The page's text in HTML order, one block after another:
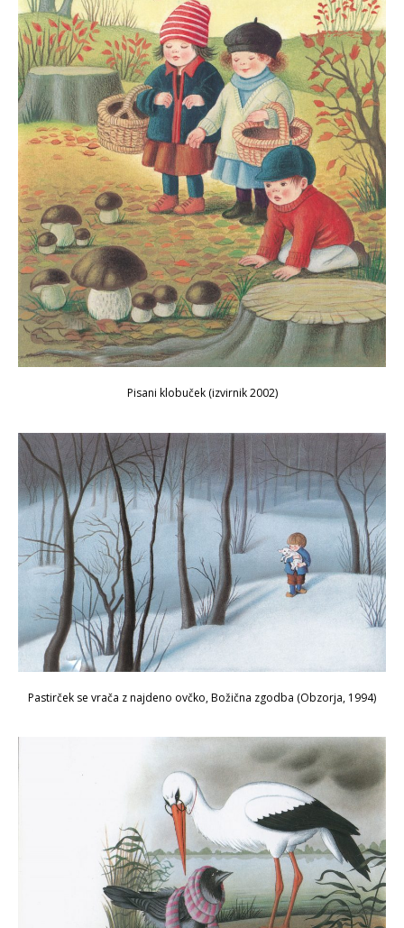
Pisani klobuček (izvirnik 2002)
Pastirček se vrača z najdeno ovčko, Božična zgodba (Obzorja, 1994)